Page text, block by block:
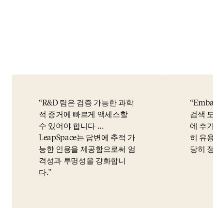
R&D 팀은 검증 가능한 과학
적 증거에 빠르게 액세스할
수 있어야 합니다 ...
LeapSpace는 답변에 추적 가
능한 인용을 제공함으로써 엄
격성과 투명성을 강화합니
다.
검색 도
에 추가
히 유용
당히 정